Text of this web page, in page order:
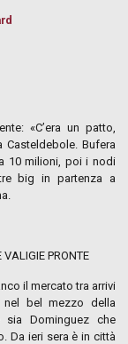
«C’era un patto,
Casteldebole. Bufera
10 milioni, poi i nodi
big in partenza a
VALIGIE PRONTE
il mercato tra arrivi
bel mezzo della
Dominguez che
Da ieri sera è in città